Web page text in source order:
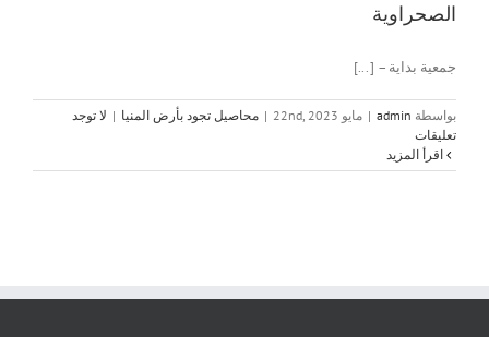
الصحراوية
جمعية بداية – [...]
بواسطة admin
| مايو 22nd, 2023 | محاصيل تجود بأرض المنيا | لا توجد
تعليقات